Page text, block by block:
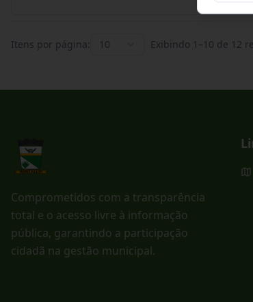
Itens por página: 10 Exibindo 1 –10 de 12
Comprometidos com a transparência
total e o acesso livre à informação
pública, garantindo a participação
cidadã na gestão municipal.